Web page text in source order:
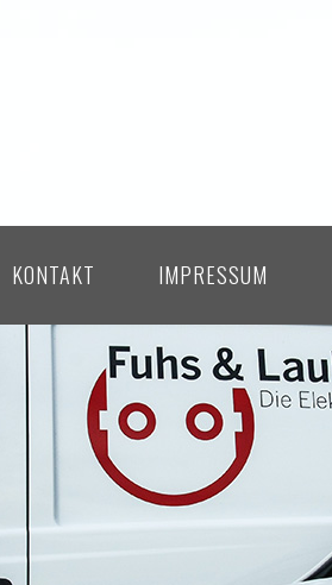
KONTAKT IMPRESSUM